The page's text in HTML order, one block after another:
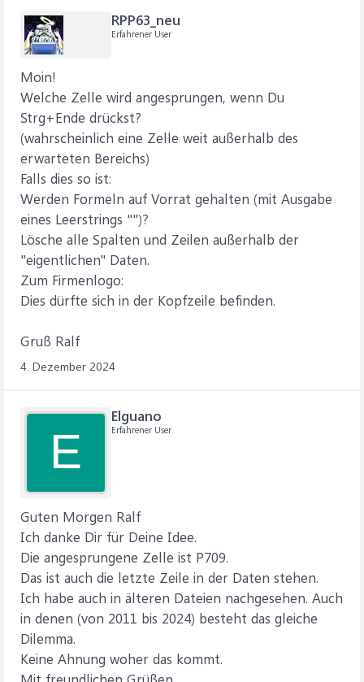
RPP63_neu
Erfahrener User
Moin!
Welche Zelle wird angesprungen, wenn Du
Strg+Ende drückst?
(wahrscheinlich eine Zelle weit außerhalb des
erwarteten Bereichs)
Falls dies so ist:
Werden Formeln auf Vorrat gehalten (mit Ausgabe
eines Leerstrings "")?
Lösche alle Spalten und Zeilen außerhalb der
"eigentlichen" Daten.
Zum Firmenlogo:
Dies dürfte sich in der Kopfzeile befinden.
Gruß Ralf
4. Dezember 2024
E
Elguano
Erfahrener User
Guten Morgen Ralf
Ich danke Dir für Deine Idee.
Die angesprungene Zelle ist P709.
Das ist auch die letzte Zeile in der Daten stehen.
Ich habe auch in älteren Dateien nachgesehen. Auch
in denen (von 2011 bis 2024) besteht das gleiche
Dilemma.
Keine Ahnung woher das kommt.